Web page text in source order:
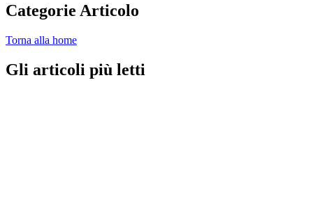
Categorie Articolo
Torna alla home
Gli articoli più letti